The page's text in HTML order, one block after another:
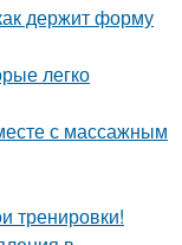
держит форму
легко
с массажным
тренировки!